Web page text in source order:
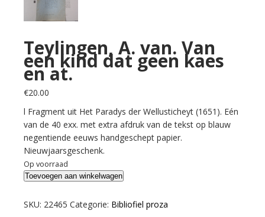
Teylingen, A. van. Van
een kind dat geen kaes
en at.
€20.00
l Fragment uit Het Paradys der Wellusticheyt (1651). Eén
van de 40 exx. met extra afdruk van de tekst op blauw
negentiende eeuws handgeschept papier.
Nieuwjaarsgeschenk.
Op voorraad
Teylingen,
van.
Toevoegen aan winkelwagen
SKU: 22465 Categorie: Bibliofiel proza